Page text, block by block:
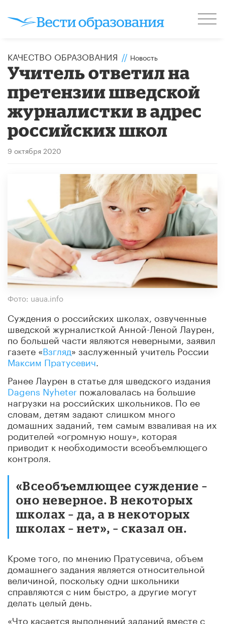
КАЧЕСТВО ОБРАЗОВАНИЯ // Новость
Учитель ответил на
претензии шведской
журналистки в адрес
российских школ
9 октября 2020
Фото: uaua.info
Суждения о российских школах, озвученные
шведской журналисткой Анной-Леной Лаурен,
по большей части являются неверными, заявил
газете «Взгляд» заслуженный учитель России
Максим Пратусевич
Ранее Лаурен в статье для шведского издания
Dagens Nyheter пожаловалась на большие
нагрузки на российских школьников. По ее
словам, детям задают слишком много
домашних заданий, тем самым взваливая на их
родителей «огромную ношу», которая
приводит к необходимости всеобъемлющего
контроля.
«Всеобъемлющее суждение –
оно неверное. В некоторых
школах – да, а в некоторых
школах – нет», – сказал он.
Кроме того, по мнению Пратусевича, объем
домашнего задания является относительной
величиной, поскольку одни школьники
справляются с ним быстро, а другие могут
делать целый день.
«Что касается выполнений заданий вместе с